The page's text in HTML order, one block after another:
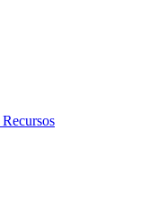
Recursos